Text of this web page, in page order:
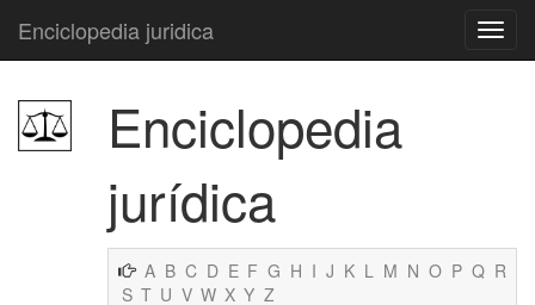
Enciclopedia juridica
Enciclopedia
jurídica
A B C D E F G H I J K L M N O P Q R
S T U V W X Y Z